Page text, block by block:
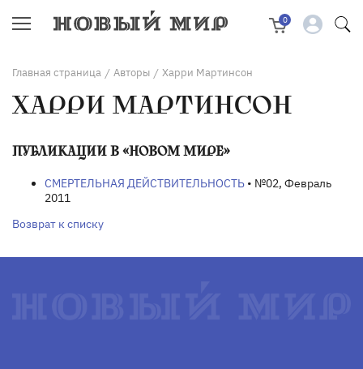
0
Главная страница / Авторы / Харри Мартинсон
ХАРРИ МАРТИНСОН
ПУБЛИКАЦИИ В «НОВОМ МИРЕ»
СМЕРТЕЛЬНАЯ ДЕЙСТВИТЕЛЬНОСТЬ • №02, Февраль
2011
Возврат к списку